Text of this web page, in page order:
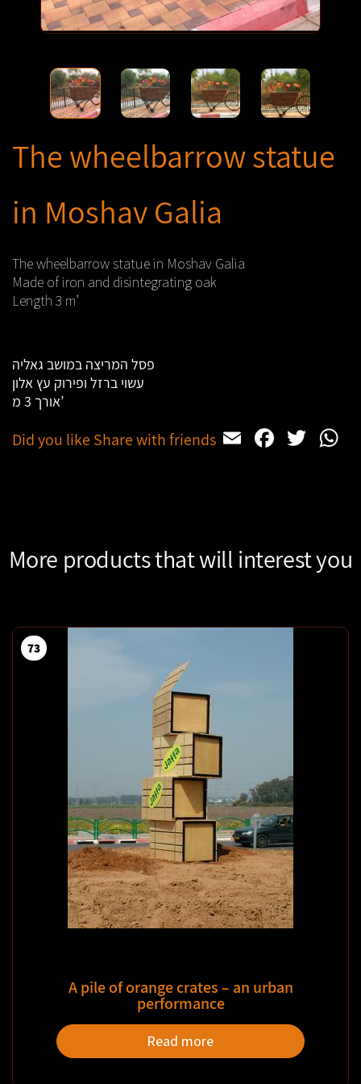
The wheelbarrow statue
in Moshav Galia
The wheelbarrow statue in Moshav Galia
Made of iron and disintegrating oak
Length 3 m’
פסל המריצה במושב גאליה
עשוי ברזל ופירוק עץ אלון
אורך 3 מ’
Did you like Share with friends Email
More products that will interest you
73
A pile of orange crates – an urban
performance
Read more